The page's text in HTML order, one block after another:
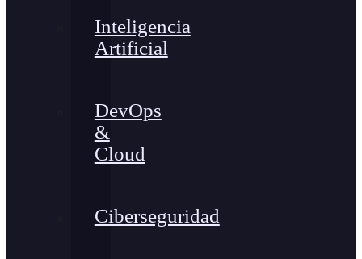
Inteligencia
Artificial
DevOps
&
Cloud
Ciberseguridad